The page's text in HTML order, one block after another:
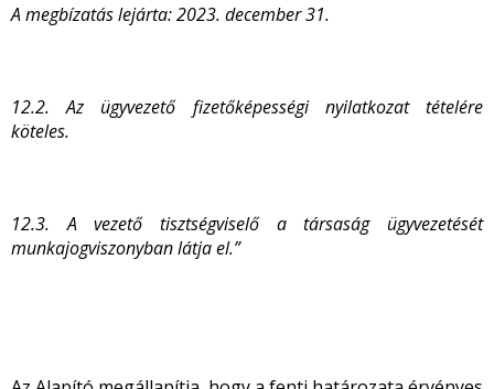
A megbízatás lejárta: 2023. december 31.
12.2. Az ügyvezető fizetőképességi nyilatkozat tételére
köteles.
12.3. A vezető tisztségviselő a társaság ügyvezetését
munkajogviszonyban látja el.”